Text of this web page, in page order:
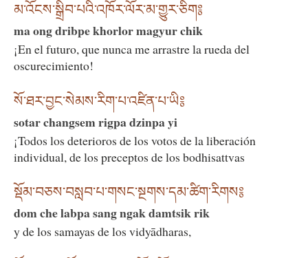
མ་འོངས་སྒྲིབ་པའི་འཁོར་ལོར་མ་གྱུར་ཅིག༔
ma ong dribpe khorlor magyur chik
¡En el futuro, que nunca me arrastre la rueda del
oscurecimiento!
སོ་ཐར་བྱང་སེམས་རིག་པ་འཛིན་པ་ཡི༔
sotar changsem rigpa dzinpa yi
¡Todos los deterioros de los votos de la liberación
individual, de los preceptos de los bodhisattvas
སྡོམ་བཅས་བསླབ་པ་གསང་སྔགས་དམ་ཚིག་རིགས༔
dom che labpa sang ngak damtsik rik
y de los samayas de los vidyādharas,